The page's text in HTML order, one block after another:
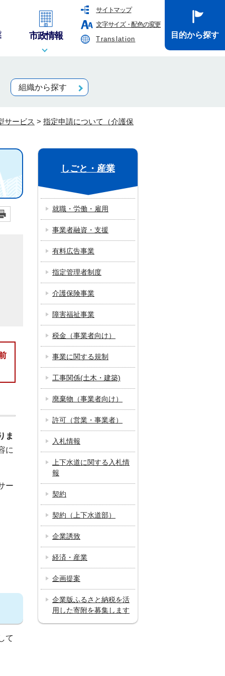
サイトマップ
文字サイズ・配色の変更
Translation
市政情報 目的から探す
組織から探す
サービス > 指定申請について（介護保
ま
に
ー
て
しごと・産業
就職・労働・雇用
事業者融資・支援
有料広告事業
指定管理者制度
介護保険事業
障害福祉事業
税金（事業者向け）
事業に関する規制
工事関係(土木・建築)
廃棄物（事業者向け）
許可（営業・事業者）
入札情報
上下水道に関する入札情
報
契約
契約（上下水道部）
企業誘致
経済・産業
企画提案
企業版ふるさと納税を活
用した寄附を募集します